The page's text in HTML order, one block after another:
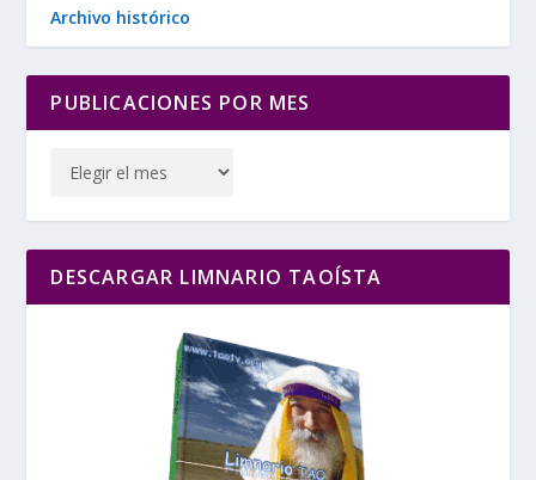
Archivo histórico
PUBLICACIONES POR MES
DESCARGAR LIMNARIO TAOÍSTA